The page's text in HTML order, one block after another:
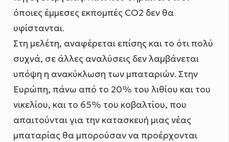
όποιες έμμεσες εκπομπές CO2 δεν θα
υφίστανται.
Στη μελέτη, αναφέρεται επίσης και το ότι πολύ
συχνά, σε άλλες αναλύσεις δεν λαμβάνεται
υπόψη η ανακύκλωση των μπαταριών. Στην
Ευρώπη, πάνω από το 20% του λιθίου και του
νικελίου, και το 65% του κοβαλτίου, που
απαιτούνται για την κατασκευή μιας νέας
μπαταρίας θα μπορούσαν να προέρχονται